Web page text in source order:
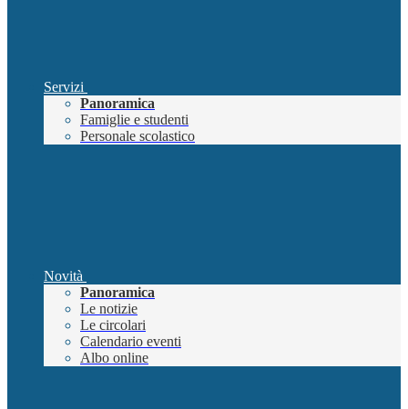
Servizi
Panoramica
Famiglie e studenti
Personale scolastico
Novità
Panoramica
Le notizie
Le circolari
Calendario eventi
Albo online